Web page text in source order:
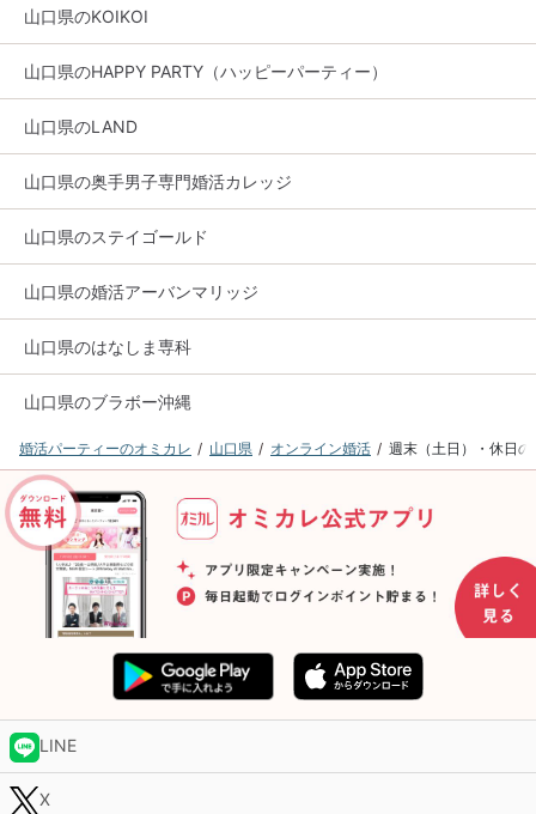
山口県のKOIKOI
山口県のHAPPY PARTY（ハッピーパーティー）
山口県のLAND
山口県の奥手男子専門婚活カレッジ
山口県のステイゴールド
山口県の婚活アーバンマリッジ
山口県のはなしま専科
山口県のブラボー沖縄
婚活パーティーのオミカレ 山口県 オンライン婚活 週末（土日）・休日
LINE
X